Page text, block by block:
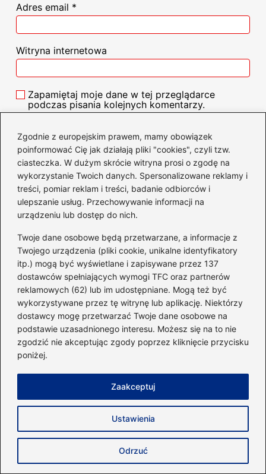
Zgodnie z europejskim prawem, mamy obowiązek
poinformować Cię jak działają pliki "cookies", czyli tzw.
ciasteczka. W dużym skrócie witryna prosi o zgodę na
wykorzystanie Twoich danych. Spersonalizowane reklamy i
treści, pomiar reklam i treści, badanie odbiorców i
ulepszanie usług. Przechowywanie informacji na
urządzeniu lub dostęp do nich.
Twoje dane osobowe będą przetwarzane, a informacje z
Twojego urządzenia (pliki cookie, unikalne identyfikatory
itp.) mogą być wyświetlane i zapisywane przez 137
dostawców spełniających wymogi TFC oraz partnerów
reklamowych (62) lub im udostępniane. Mogą też być
wykorzystywane przez tę witrynę lub aplikację. Niektórzy
dostawcy mogę przetwarzać Twoje dane osobowe na
podstawie uzasadnionego interesu. Możesz się na to nie
zgodzić nie akceptując zgody poprzez kliknięcie przycisku
poniżej.
Ustawienia
Odrzuć
Zaakceptuj
Adres email *
Witryna internetowa
Zapamiętaj moje dane w tej przeglądarce
podczas pisania kolejnych komentarzy.
Poczytaj więcej
Odkryj tajemnice, jak działają mięśnie
antagonistyczne w treningu i